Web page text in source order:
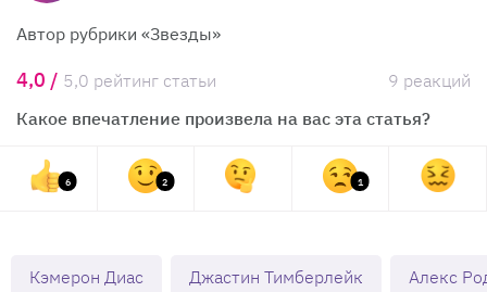
Автор рубрики «Звезды»
4,0 / 5,0 рейтинг статьи
9 реакций
Какое впечатление произвела на вас эта статья?
6 2 1
Кэмерон Диас Джастин Тимберлейк Алекс